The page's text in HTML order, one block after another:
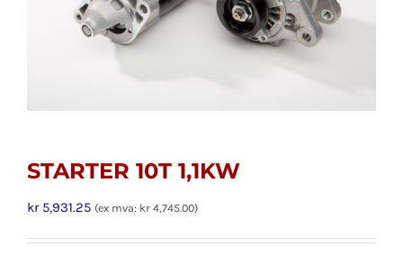
STARTER 10T 1,1KW
kr5,931.25 (ex mva: kr 4,745.00)